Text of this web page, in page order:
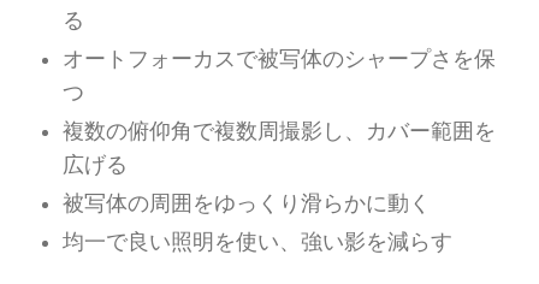
る
オートフォーカスで被写体のシャープさを保
つ
複数の俯仰角で複数周撮影し、カバー範囲を
広げる
被写体の周囲をゆっくり滑らかに動く
均一で良い照明を使い、強い影を減らす